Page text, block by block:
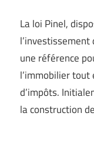
La loi Pinel,
l’investissement
une référence
l’immobilier
d’impôts.
la construction